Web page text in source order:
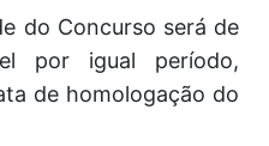
do Concurso será de
por igual período,
de homologação do